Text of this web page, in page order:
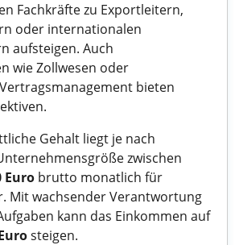
Fachkräfte zu Exportleitern,
oder internationalen
aufsteigen. Auch
wie Zollwesen oder
bieten
Gehalt liegt je nach
zwischen
Euro brutto monatlich für
Mit wachsender Verantwortung
kann das Einkommen auf
steigen.